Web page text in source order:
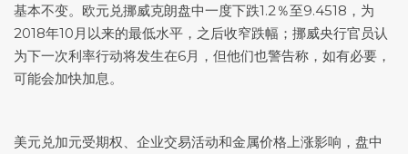
基本不变。欧元兑挪威克朗盘中一度下跌1.2％至9.4518，为
2018年10月以来的最低水平，之后收窄跌幅；挪威央行官员认
为下一次利率行动将发生在6月，但他们也警告称，如有必要，
可能会加快加息。
美元兑加元受期权、企业交易活动和金属价格上涨影响，盘中